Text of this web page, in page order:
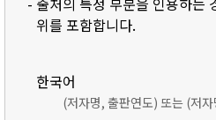
위를 포함합니다.
한국어
(저자명, 출판연도) 또는 (저